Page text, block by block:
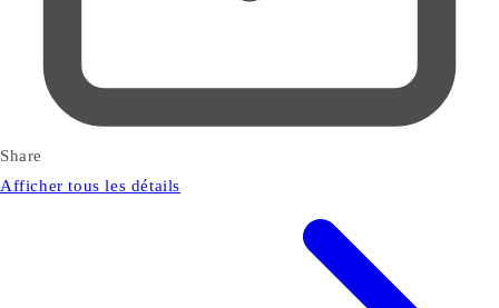
Share
Afficher tous les détails